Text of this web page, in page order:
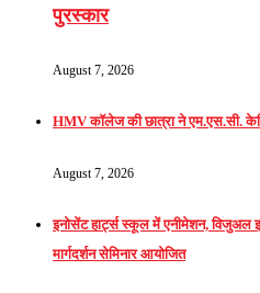
पुरस्कार
August 7, 2026
HMV कॉलेज की छात्रा ने एम.एस.सी.
August 7, 2026
इनोसेंट हार्ट्स स्कूल में एनीमेशन, विजुअल
मार्गदर्शन सेमिनार आयोजित